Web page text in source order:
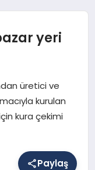
yeri
üretici ve
kurulan
kura çekimi
Paylaş